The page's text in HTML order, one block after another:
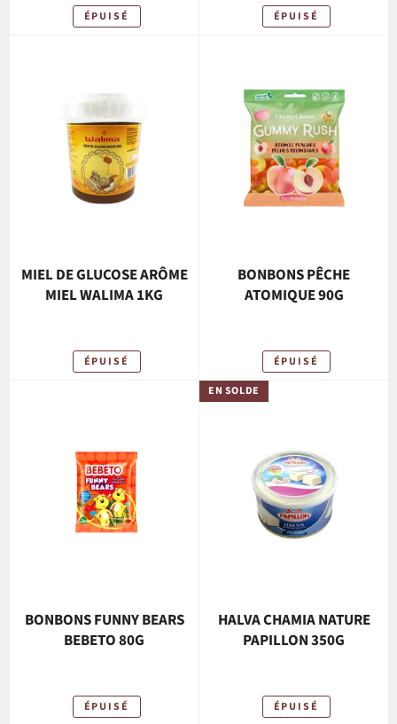
ÉPUISÉ ÉPUISÉ
MIEL DE GLUCOSE ARÔME
MIEL WALIMA 1KG
ÉPUISÉ
BONBONS PÊCHE
ATOMIQUE 90G
ÉPUISÉ
BONBONS FUNNY BEARS
BEBETO 80G
ÉPUISÉ
HALVA CHAMIA NATURE
PAPILLON 350G
EN SOLDE
ÉPUISÉ